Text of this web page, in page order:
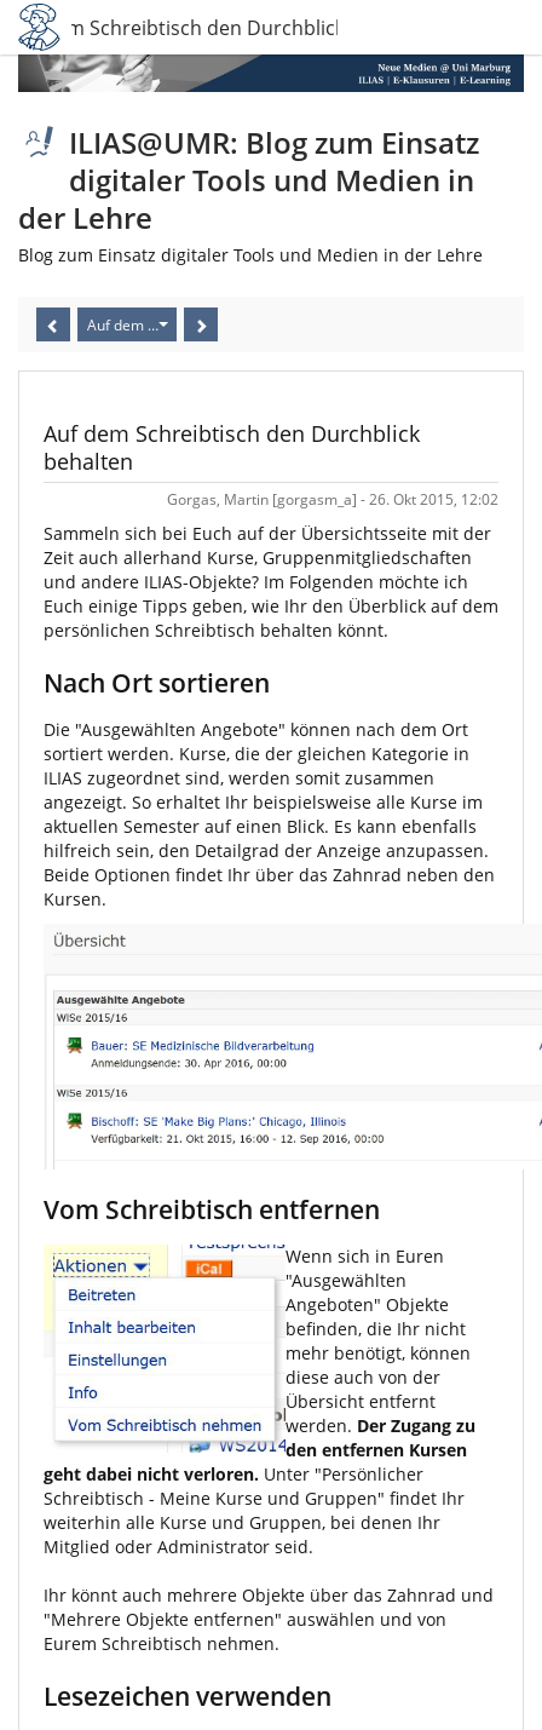
Auf dem Schreibtisch den Durchblick behalten
ILIAS@UMR: Blog zum Einsatz
digitaler Tools und Medien in
der Lehre
Blog zum Einsatz digitaler Tools und Medien in der Lehre
Auf dem Schreibtisch den Durchblick behalten
Auf dem Schreibtisch den Durchblick
behalten
Gorgas, Martin [gorgasm_a] - 26. Okt 2015, 12:02
Sammeln sich bei Euch auf der Übersichtsseite mit der
Zeit auch allerhand Kurse, Gruppenmitgliedschaften
und andere ILIAS-Objekte? Im Folgenden möchte ich
Euch einige Tipps geben, wie Ihr den Überblick auf dem
persönlichen Schreibtisch behalten könnt.
Nach Ort sortieren
Die "Ausgewählten Angebote" können nach dem Ort
sortiert werden. Kurse, die der gleichen Kategorie in
ILIAS zugeordnet sind, werden somit zusammen
angezeigt. So erhaltet Ihr beispielsweise alle Kurse im
aktuellen Semester auf einen Blick. Es kann ebenfalls
hilfreich sein, den Detailgrad der Anzeige anzupassen.
Beide Optionen findet Ihr über das Zahnrad neben den
Kursen.
Vom Schreibtisch entfernen
Wenn sich in Euren
"Ausgewählten
Angeboten" Objekte
befinden, die Ihr nicht
mehr benötigt, können
diese auch von der
Übersicht entfernt
werden. Der Zugang zu
den entfernen Kursen
geht dabei nicht verloren. Unter "Persönlicher
Schreibtisch - Meine Kurse und Gruppen" findet Ihr
weiterhin alle Kurse und Gruppen, bei denen Ihr
Mitglied oder Administrator seid.
Ihr könnt auch mehrere Objekte über das Zahnrad und
"Mehrere Objekte entfernen" auswählen und von
Eurem Schreibtisch nehmen.
Lesezeichen verwenden